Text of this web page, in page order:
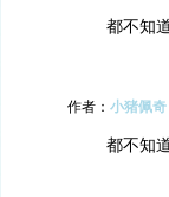
都不知
作者： 小猪佩奇
都不知